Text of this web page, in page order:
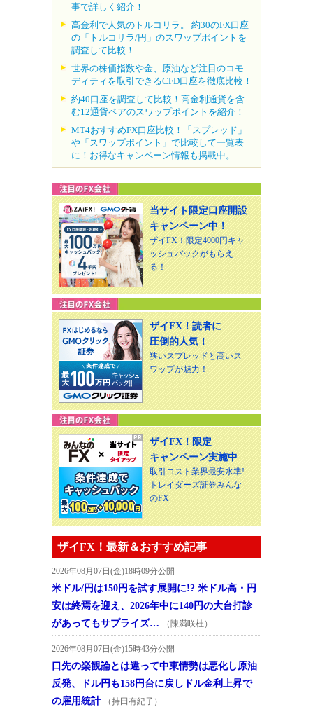
事で詳しく紹介！
高金利で人気のトルコリラ。 約30のFX口座
の「トルコリラ/円」のスワップポイントを
調査して比較！
世界の株価指数や金、原油など注目のコモ
ディティを取引できるCFD口座を徹底比較！
約40口座を調査して比較！高金利通貨を含
む12通貨ペアのスワップポイントを紹介！
MT4おすすめFX口座比較！「スプレッド」
や「スワップポイント」で比較して一覧表
に！お得なキャンペーン情報も掲載中。
当サイト限定口座開設
キャンペーン中！
ザイFX！限定4000円キャ
ッシュバックがもらえ
る！
ザイFX！読者に
圧倒的人気！
狭いスプレッドと高いス
ワップが魅力！
ザイFX！限定
キャンペーン実施中
取引コスト業界最安水準!
トレイダーズ証券みんな
のFX
ザイFX！最新＆おすすめ記事
2026年08月07日(金)18時09分公開
米ドル/円は150円を試す展開に!? 米ドル高・円
安は終焉を迎え、2026年中に140円の大台打診
があってもサプライズ…
（陳満咲杜）
2026年08月07日(金)15時43分公開
口先の楽観論とは違って中東情勢は悪化し原油
反発、ドル円も158円台に戻しドル金利上昇で
の雇用統計
（持田有紀子）